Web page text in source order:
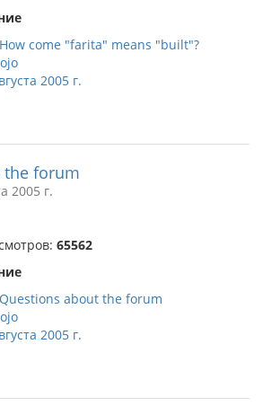
How come "farita" means "built"?
2005 г.
the forum
2005 г.
65562
Questions about the forum
2005 г.